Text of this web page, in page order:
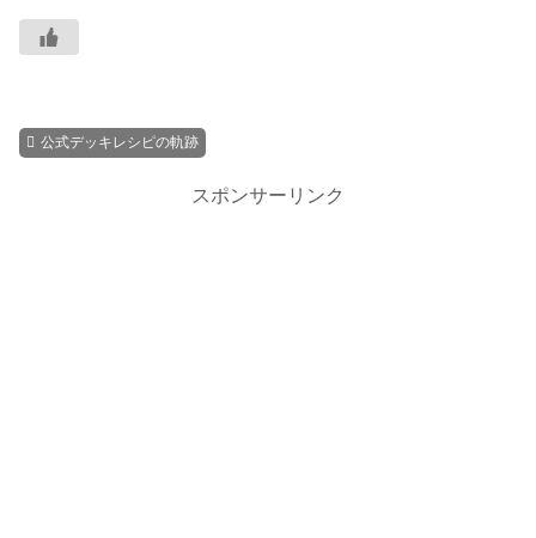
公式デッキレシピの軌跡
スポンサーリンク